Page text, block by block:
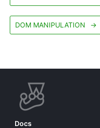
DOM MANIPULATION →
Docs